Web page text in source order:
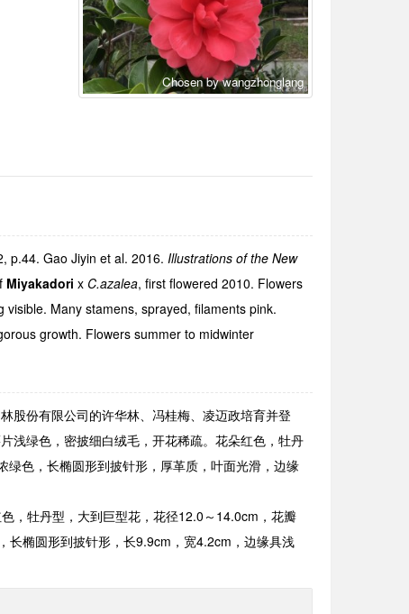
Chosen by wangzhonglang
, p.44. Gao Jiyin et al. 2016. Illustrations of the New
Miyakadori x C.azalea, first flowered 2010. Flowers
Many stamens, sprayed, filaments pink.
growth. Flowers summer to midwinter
股份有限公司的许华林、冯桂梅、凌迈政培育并登
浅绿色，密披细白绒毛，开花稀疏。花朵红色，牡丹
绿色，长椭圆形到披针形，厚革质，叶面光滑，边缘
，牡丹型，大到巨型花，花径12.0～14.0cm，花瓣
长椭圆形到披针形，长9.9cm，宽4.2cm，边缘具浅